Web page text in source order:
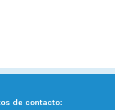
de contacto: